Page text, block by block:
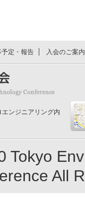
定・報告 入会のご案
ンジニアリング内
Tokyo
All